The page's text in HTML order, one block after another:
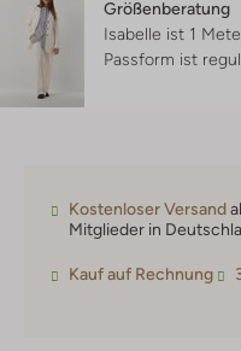
Größenberatung
Isabelle ist 1
Passform ist
Kostenloser Versand
Mitglieder in
Kauf auf Rechnung